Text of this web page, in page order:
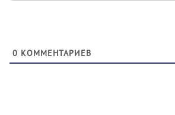
0 КОММЕНТАРИЕВ